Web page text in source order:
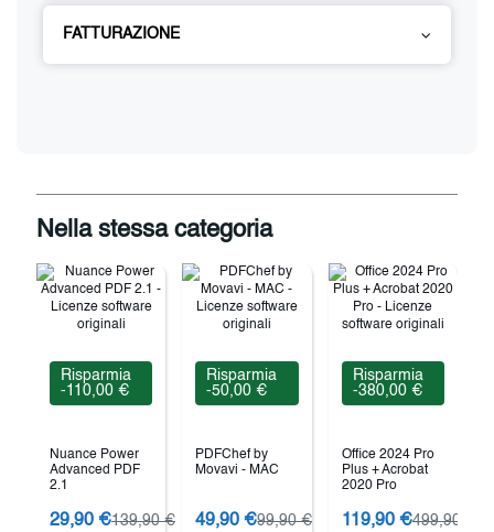
FATTURAZIONE
Nella stessa categoria
Risparmia
-110,00 €
Nuance Power
Advanced PDF
2.1
29,90 €139,90 €
Risparmia
-50,00 €
PDFChef by
Movavi - MAC
49,90 €99,90 €
Risparmia
-380,00 €
Office 2024 Pro
Plus + Acrobat
2020 Pro
119,90 €499,90 €